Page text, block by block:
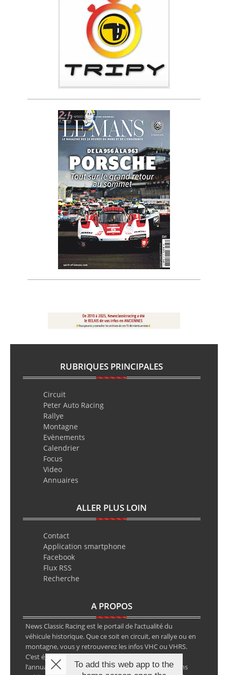
RUBRIQUES PRINCIPALES
Circuit
Peter Auto Racing
Rallye
Montagne
Evènements
Calendrier
Focus
Video
Annuaires
ALLER PLUS LOIN
Contact
Application smartphone
Facebook
Flux RSS
Recherche
A PROPOS
News Classic Racing est le portail de l’actualité du
véhicule historique. Que ce soit en circuit, en rallye ou en
montagne, vous y retrouverez les infos VHC ou VHRS.
C’est également le calendrier des épreuves ainsi que
l’annuaire des spécialistes de la voiture ancienne, sans
To add this web app to the